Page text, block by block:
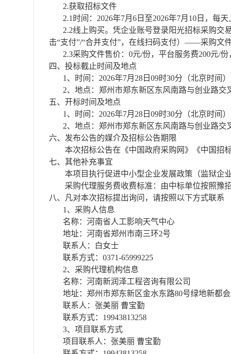
2.获取招标文件
2.1时间：2026年7月6日至2026年7月10日，每
2.2线上购买。凭企业账号登录阳光招标采购
击“支付”/“合并支付”，在线扫码支付）——采购文
2.3采购文件售价：0元/份，平台服务费200元/份
四、投标截止时间及地点
1、时间：2026年7月28日09时30分（北京时间）
2、地点： 郑州市郑东新区东风南路与创业路交
五、开标时间及地点
1、时间：2026年7月28日09时30分（北京时间）
2、地点： 郑州市郑东新区东风南路与创业路交
六、发布公告的媒介及招标公告期限
本次招标公告在 《中国政府采购网》 《中国招
七、其他补充事宜
本项目执行促进中小型企业发展政策（监狱企
采购代理服务费收费标准： 由中标单位按照豫
八、凡对本次招标提出询问，请按照以下方式联系
1、采购人信息
名称：河南省人工影响天气中心
地址：河南省郑州市南三环2号
联系人：白女士
联系方式： 0371-65999225
2、采购代理机构信息
名称：河南新润泽工程咨询有限公司
地址：郑州市郑东新区金水东路80号绿地新都
联系人：张美丽 曹宝勤
联系方式： 19943813258
3、项目联系方式
项目联系人：张美丽 曹宝勤